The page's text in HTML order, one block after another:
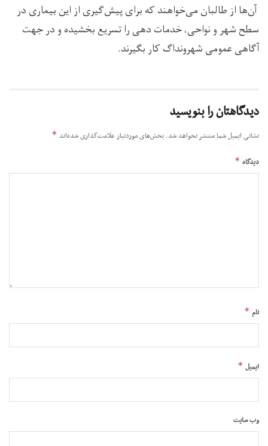
آن‌ها از طالبان می‌خواهند که برای پیش‌گیری از این بیماری در
سطح شهر و نواحی، خدمات دهی را تسریع بخشیده و در جهت
آگاهی عمومی شهرونداگ کار بگیرند.
دیدگاهتان را بنویسید
نشانی ایمیل شما منتشر نخواهد شد. بخش‌های موردنیاز علامت‌گذاری شده‌اند *
دیدگاه *
نام *
ایمیل *
وب‌ سایت